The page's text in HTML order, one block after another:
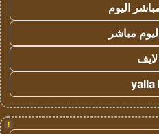
اليوم
مباشر
لايف
yalla
!